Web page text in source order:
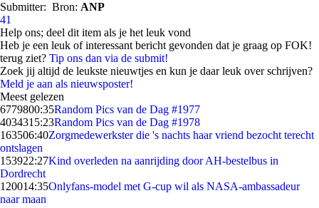
Submitter: Bron: ANP
41
Help ons; deel dit item als je het leuk vond
Heb je een leuk of interessant bericht gevonden dat je graag op FOK!
terug ziet? Tip ons dan via de submit!
Zoek jij altijd de leukste nieuwtjes en kun je daar leuk over schrijven?
Meld je aan als nieuwsposter!
Meest gelezen
6779800:35Random Pics van de Dag #1977
4034315:23Random Pics van de Dag #1978
163506:40Zorgmedewerkster die 's nachts haar vriend bezocht terecht
ontslagen
153922:27Kind overleden na aanrijding door AH-bestelbus in
Dordrecht
120014:35Onlyfans-model met G-cup wil als NASA-ambassadeur
naar maan